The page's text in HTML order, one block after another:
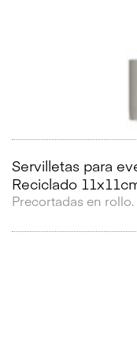
Servilletas para
Reciclado
Precortadas en rollo.